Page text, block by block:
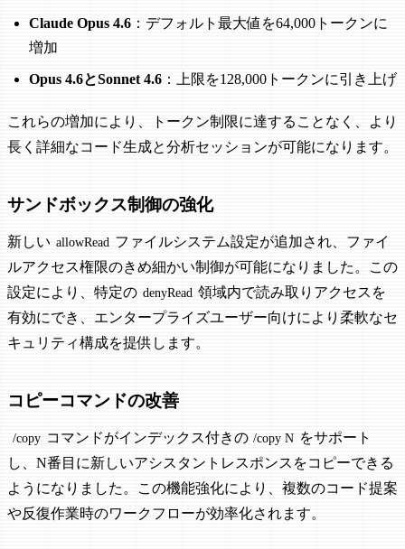
Claude Opus 4.6 ：デフォルト最大値を64,000トークンに
増加
Opus 4.6とSonnet 4.6 ：上限を128,000トークンに引き上げ
これらの増加により、トークン制限に達することなく、より
長く詳細なコード生成と分析セッションが可能になります。
サンドボックス制御の強化
新しい allowRead ファイルシステム設定が追加され、ファイ
ルアクセス権限のきめ細かい制御が可能になりました。この
設定により、特定の denyRead 領域内で読み取りアクセスを
有効にでき、エンタープライズユーザー向けにより柔軟なセ
キュリティ構成を提供します。
コピーコマンドの改善
/copy コマンドがインデックス付きの /copy N をサポート
し、N番目に新しいアシスタントレスポンスをコピーできる
ようになりました。この機能強化により、複数のコード提案
や反復作業時のワークフローが効率化されます。